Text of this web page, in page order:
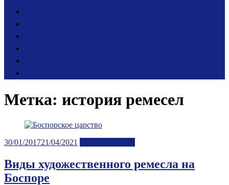
Метка: история ремесел
Posted
30/01/201721/04/2021
Виды художественного ремесла на
Боспоре